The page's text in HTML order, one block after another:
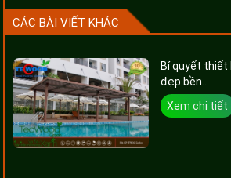
CÁC BÀI VIẾT KHÁC
Bí quyết thiết
đẹp bền...
Xem chi tiết